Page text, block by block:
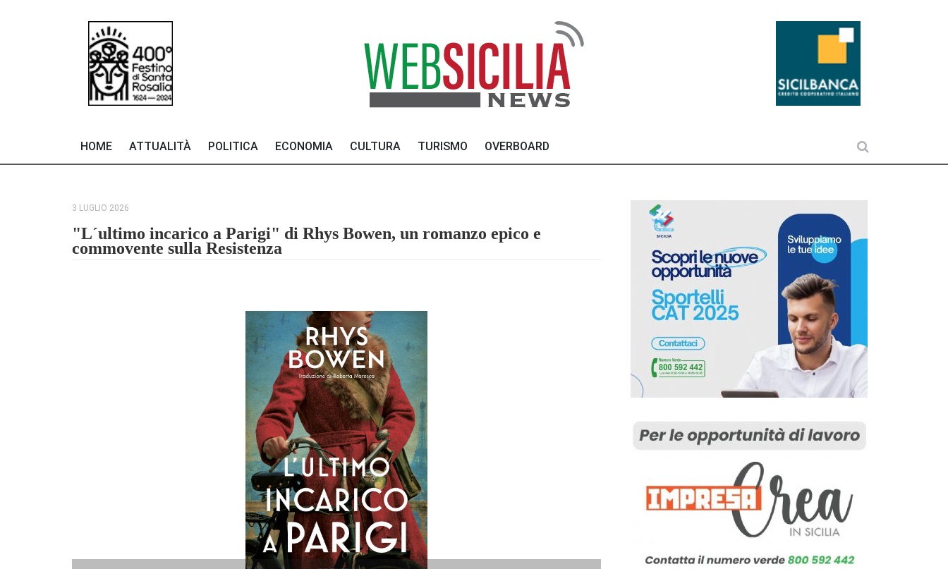
HOME ATTUALITÀ POLITICA ECONOMIA CULTURA TURISMO OVERBOARD
3 LUGLIO 2026
"L´ultimo incarico a Parigi" di Rhys Bowen, un romanzo epico e
commovente sulla Resistenza